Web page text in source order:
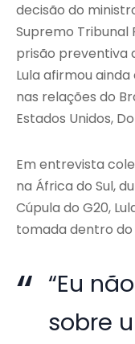
decisão do
Supremo Tribunal
prisão preventiva
Lula afirmou
nas relações do
Estados Unidos,
Em entrevista
na África do Sul,
Cúpula do G20,
tomada dentro do
“Eu
sobre